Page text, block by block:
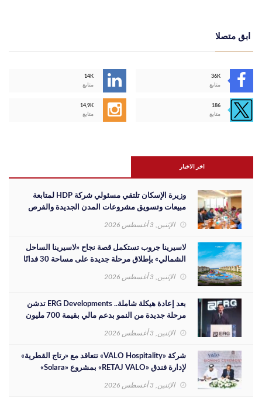
ابق متصلا
14K
متابع
36K
متابع
14,9K
متابع
186
متابع
اخر الاخبار
وزيرة الإسكان تلتقي مسئولي شركة HDP لمتابعة
مبيعات وتسويق مشروعات المدن الجديدة والفرص
الإثنين, 3 أغسطس 2026
لاسيرينا جروب تستكمل قصة نجاح «لاسيرينا الساحل
الشمالي» بإطلاق مرحلة جديدة على مساحة 30 فدانًا
الإثنين, 3 أغسطس 2026
بعد إعادة هيكلة شاملة.. ERG Developments تدشن
مرحلة جديدة من النمو بدعم مالي بقيمة 700 مليون
الإثنين, 3 أغسطس 2026
شركة «VALO Hospitality» تتعاقد مع «رتاج القطرية»
لإدارة فندق «RETAJ VALO» بمشروع «Solara»
الإثنين, 3 أغسطس 2026